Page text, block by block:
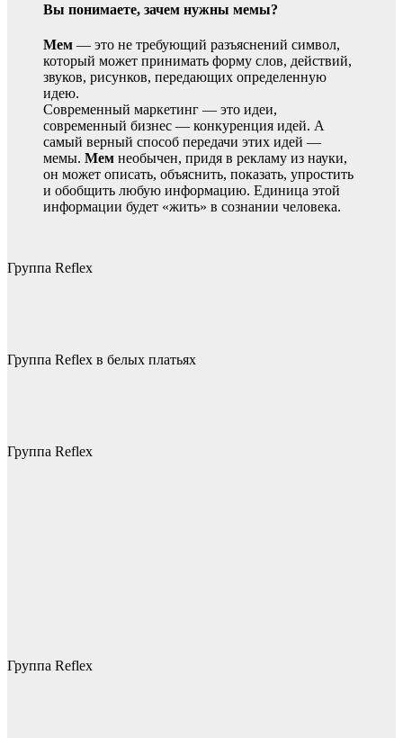
Вы понимаете, зачем нужны мемы?
Мем — это не требующий разъяснений символ,
который может принимать форму слов, действий,
звуков, рисунков, передающих определенную
идею.
Современный маркетинг — это идеи,
современный бизнес — конкуренция идей. А
самый верный способ передачи этих идей —
мемы. Мем необычен, придя в рекламу из науки,
он может описать, объяснить, показать, упростить
и обобщить любую информацию. Единица этой
информации будет «жить» в сознании человека.
Группа Reflex
Группа Reflex в белых платьях
Группа Reflex
Группа Reflex